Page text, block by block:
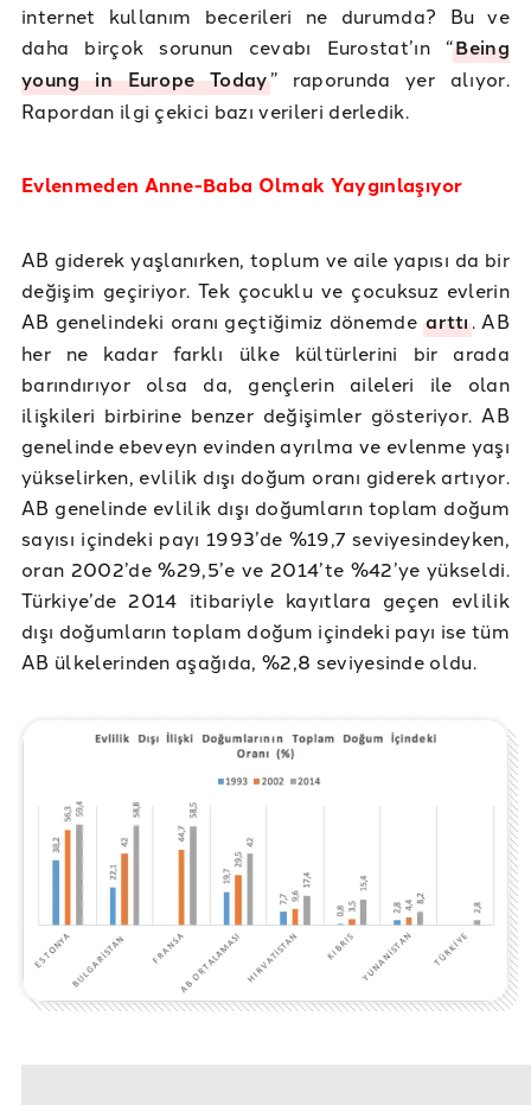
internet kullanım becerileri ne durumda? Bu ve
daha birçok sorunun cevabı Eurostat’ın “Being
young in Europe Today” raporunda yer alıyor.
Rapordan ilgi çekici bazı verileri derledik.
Evlenmeden Anne-Baba Olmak Yaygınlaşıyor
AB giderek yaşlanırken, toplum ve aile yapısı da bir
değişim geçiriyor. Tek çocuklu ve çocuksuz evlerin
AB genelindeki oranı geçtiğimiz dönemdearttı. AB
her ne kadar farklı ülke kültürlerini bir arada
barındırıyor olsa da, gençlerin aileleri ile olan
ilişkileri birbirine benzer değişimler gösteriyor. AB
genelinde ebeveyn evinden ayrılma ve evlenme yaşı
yükselirken, evlilik dışı doğum oranı giderek artıyor.
AB genelinde evlilik dışı doğumların toplam doğum
sayısı içindeki payı 1993’de %19,7 seviyesindeyken,
oran 2002’de %29,5’e ve 2014’te %42’ye yükseldi.
Türkiye’de 2014 itibariyle kayıtlara geçen evlilik
dışı doğumların toplam doğum içindeki payı ise tüm
AB ülkelerinden aşağıda, %2,8 seviyesinde oldu.